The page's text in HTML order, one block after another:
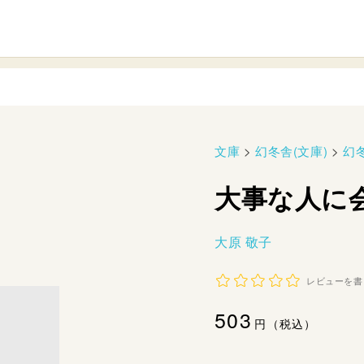
文庫 >幻冬舎(文庫) >幻
大事な人に
大原 敬子
レビューを書
通
503円（税込）